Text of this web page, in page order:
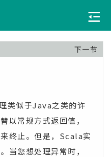
下一节
类似于Java之类的许
以常规方式返回值，
终止。但是，Scala实
当您想处理异常时，